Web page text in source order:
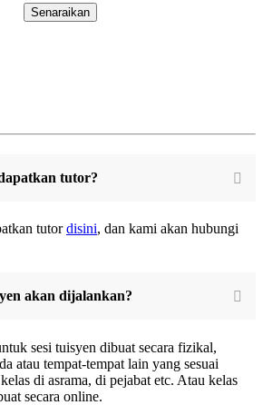
Senaraikan
tutor?
tutordisini, dan kami akan hubungi
akan dijalankan?
sesi tuisyen dibuat secara fizikal,
atau tempat-tempat lain yang sesuai
di asrama, di pejabat etc. Atau kelas
secara online.